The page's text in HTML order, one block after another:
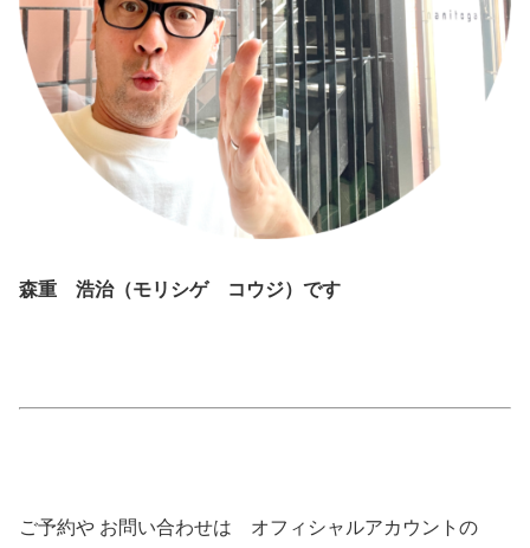
森重 浩治（モリシゲ コウジ）です
ご予約や お問い合わせは オフィシャルアカウントの